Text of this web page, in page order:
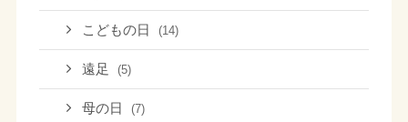
こどもの日 (14)
遠足 (5)
母の日 (7)